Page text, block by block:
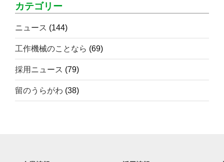
カテゴリー
ニュース (144)
工作機械のことなら (69)
採用ニュース (79)
留のうらがわ (38)